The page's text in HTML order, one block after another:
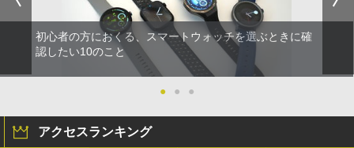
初心者の方におくる、スマートウォッチを選ぶときに確
認したい10のこと
● ● ●
アクセスランキング